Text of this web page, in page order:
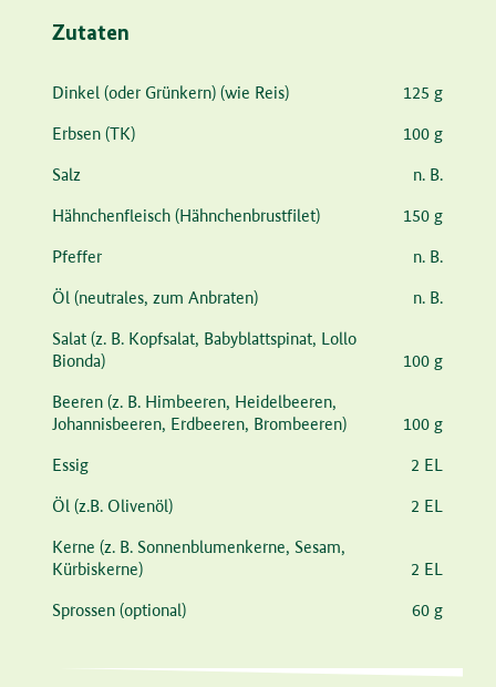
Zutaten
Zutat Menge
Dinkel (oder Grünkern) (wie Reis) 125 g
Erbsen (TK) 100 g
Salz n. B.
Hähnchenfleisch (Hähnchenbrustfilet) 150 g
Pfeffer n. B.
Öl (neutrales, zum Anbraten) n. B.
Salat (z. B. Kopfsalat, Babyblattspinat, Lollo
Bionda)
100 g
Beeren (z. B. Himbeeren, Heidelbeeren,
Johannisbeeren, Erdbeeren, Brombeeren)
100 g
Essig 2 EL
Öl (z.B. Olivenöl) 2 EL
Kerne (z. B. Sonnenblumenkerne, Sesam,
Kürbiskerne)
2 EL
Sprossen (optional) 60 g